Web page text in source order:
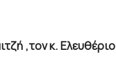
,τον κ. Ελευθέριο